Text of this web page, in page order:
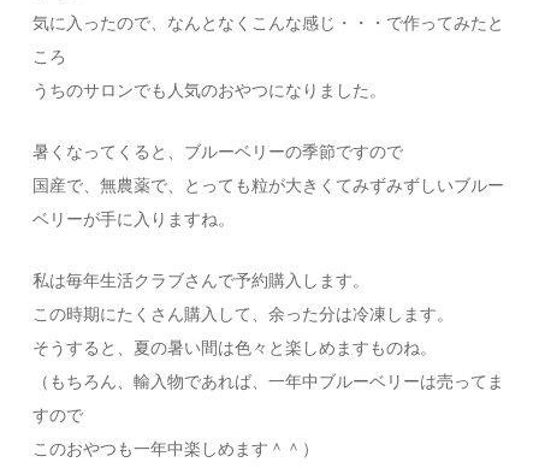
気に入ったので、なんとなくこんな感じ・・・で作ってみたと
ころ
うちのサロンでも人気のおやつになりました。
暑くなってくると、ブルーベリーの季節ですので
国産で、無農薬で、とっても粒が大きくてみずみずしいブルー
ベリーが手に入りますね。
私は毎年生活クラブさんで予約購入します。
この時期にたくさん購入して、余った分は冷凍します。
そうすると、夏の暑い間は色々と楽しめますものね。
（もちろん、輸入物であれば、一年中ブルーベリーは売ってま
すので
このおやつも一年中楽しめます＾＾）